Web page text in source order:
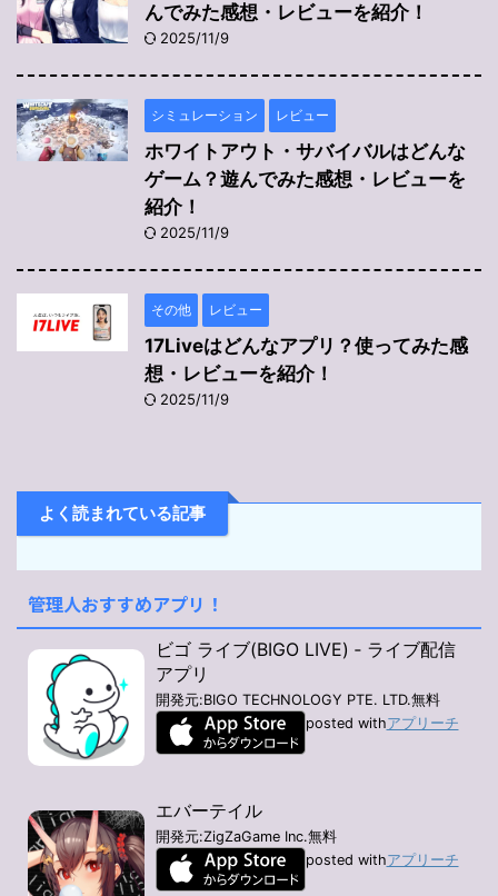
んでみた感想・レビューを紹介！
2025/11/9
シミュレーション レビュー
ホワイトアウト・サバイバルはどんな
ゲーム？遊んでみた感想・レビューを
紹介！
2025/11/9
その他 レビュー
17Liveはどんなアプリ？使ってみた感
想・レビューを紹介！
2025/11/9
よく読まれている記事
管理人おすすめアプリ！
ビゴ ライブ(BIGO LIVE) ‐ ライブ配信
アプリ
開発元:BIGO TECHNOLOGY PTE. LTD.無料
posted withアプリーチ
エバーテイル
開発元:ZigZaGame Inc.無料
posted withアプリーチ